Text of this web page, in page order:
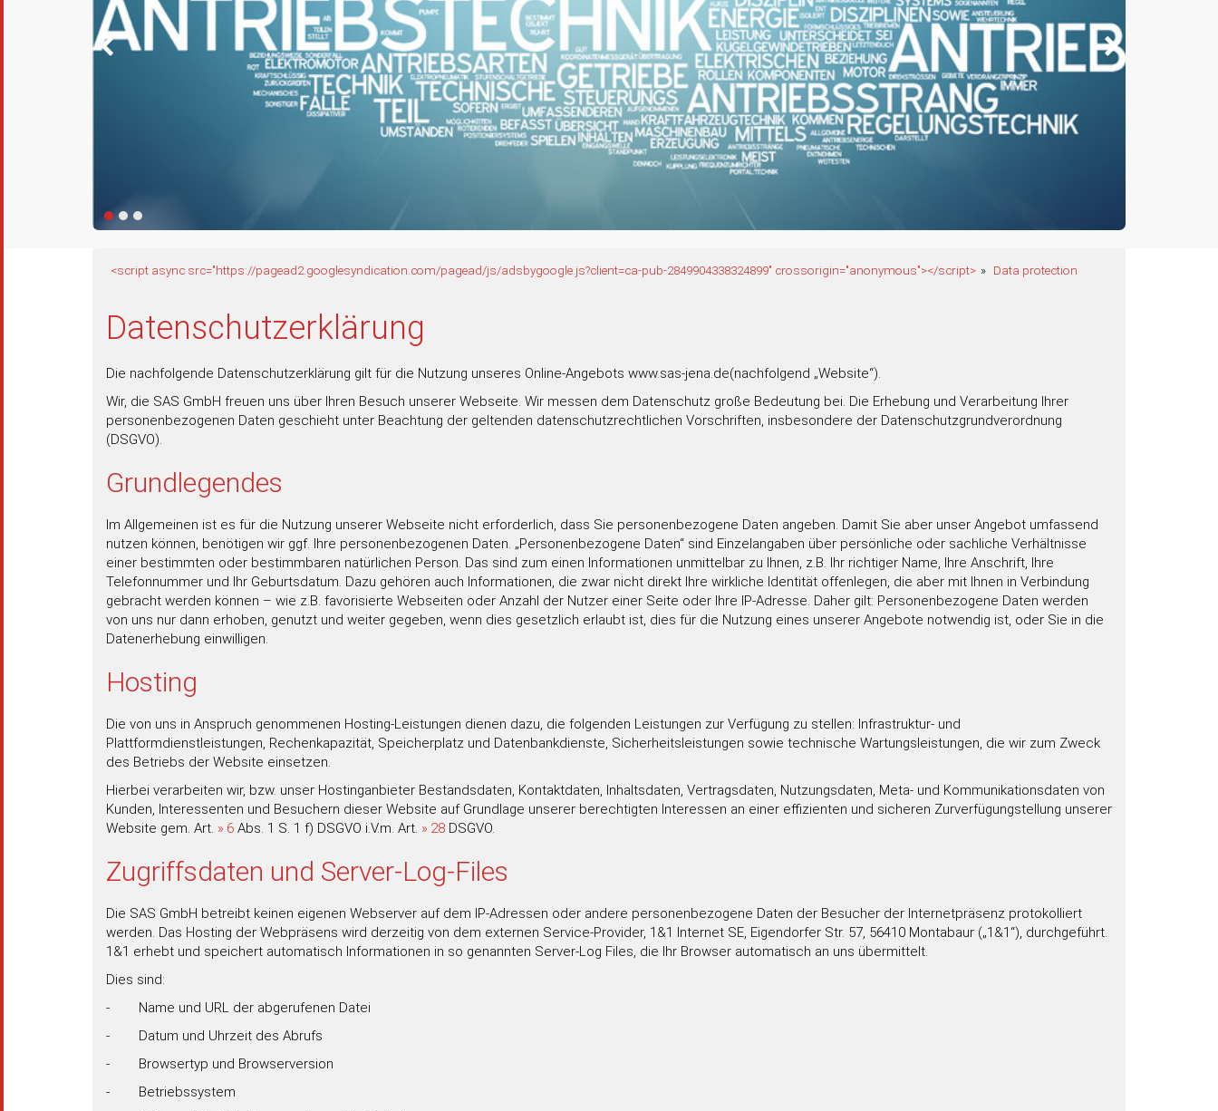
are
<script async src="https://pagead2.googlesyndication.com/pagead/js/adsbygoogle.js?client=ca-pub-2849904338324899" crossorigin="anonymous"></script> Data protection
Datenschutzerklärung
Die nachfolgende Datenschutzerklärung gilt für die Nutzung unseres Online-Angebots www.sas-jena.de(nachfolgend „Website“).
Wir, die SAS GmbH freuen uns über Ihren Besuch unserer Webseite. Wir messen dem Datenschutz große Bedeutung bei. Die Erhebung und Verarbeitung Ihrer
personenbezogenen Daten geschieht unter Beachtung der geltenden datenschutzrechtlichen Vorschriften, insbesondere der Datenschutzgrundverordnung
(DSGVO).
Grundlegendes
Im Allgemeinen ist es für die Nutzung unserer Webseite nicht erforderlich, dass Sie personenbezogene Daten angeben. Damit Sie aber unser Angebot umfassend
nutzen können, benötigen wir ggf. Ihre personenbezogenen Daten. „Personenbezogene Daten“ sind Einzelangaben über persönliche oder sachliche Verhältnisse
einer bestimmten oder bestimmbaren natürlichen Person. Das sind zum einen Informationen unmittelbar zu Ihnen, z.B. Ihr richtiger Name, Ihre Anschrift, Ihre
Telefonnummer und Ihr Geburtsdatum. Dazu gehören auch Informationen, die zwar nicht direkt Ihre wirkliche Identität offenlegen, die aber mit Ihnen in Verbindung
gebracht werden können – wie z.B. favorisierte Webseiten oder Anzahl der Nutzer einer Seite oder Ihre IP-Adresse. Daher gilt: Personenbezogene Daten werden
von uns nur dann erhoben, genutzt und weiter gegeben, wenn dies gesetzlich erlaubt ist, dies für die Nutzung eines unserer Angebote notwendig ist, oder Sie in die
Datenerhebung einwilligen.
Hosting
Die von uns in Anspruch genommenen Hosting-Leistungen dienen dazu, die folgenden Leistungen zur Verfügung zu stellen: Infrastruktur- und
Plattformdienstleistungen, Rechenkapazität, Speicherplatz und Datenbankdienste, Sicherheitsleistungen sowie technische Wartungsleistungen, die wir zum Zweck
des Betriebs der Website einsetzen.
Hierbei verarbeiten wir, bzw. unser Hostinganbieter Bestandsdaten, Kontaktdaten, Inhaltsdaten, Vertragsdaten, Nutzungsdaten, Meta- und Kommunikationsdaten von
Kunden, Interessenten und Besuchern dieser Website auf Grundlage unserer berechtigten Interessen an einer effizienten und sicheren Zurverfügungstellung unserer
Website gem. Art.
6 Abs. 1 S. 1 f) DSGVO i.V.m. Art. 28 DSGVO.
Zugriffsdaten und Server-Log-Files
Die SAS GmbH betreibt keinen eigenen Webserver auf dem IP-Adressen oder andere personenbezogene Daten der Besucher der Internetpräsenz protokolliert
werden. Das Hosting der Webpräsens wird derzeitig von dem externen Service-Provider, 1&1 Internet SE, Eigendorfer Str. 57, 56410 Montabaur („1&1“), durchgeführt.
1&1 erhebt und speichert automatisch Informationen in so genannten Server-Log Files, die Ihr Browser automatisch an uns übermittelt.
Dies sind:
- Name und URL der abgerufenen Datei
- Datum und Uhrzeit des Abrufs
- Browsertyp und Browserversion
- Betriebssystem